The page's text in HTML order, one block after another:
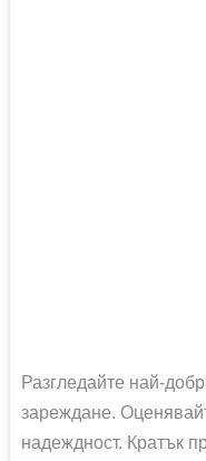
Разгледайте най-
зареждане.
надеждност. Кратък